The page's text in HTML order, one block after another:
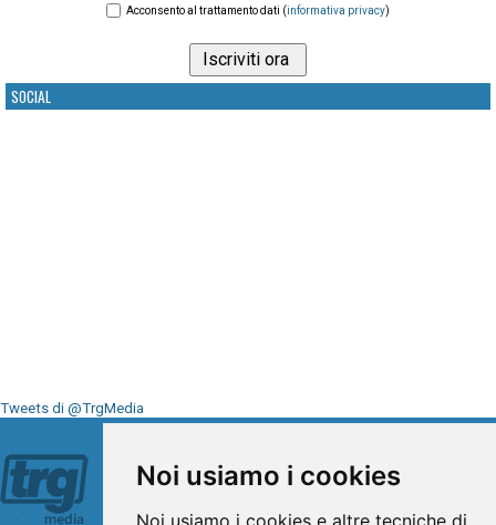
Noi usiamo i cookies
Noi usiamo i cookies e altre tecniche di
Acconsento al trattamento dati (informativa privacy)
SOCIAL
Tweets di @TrgMedia